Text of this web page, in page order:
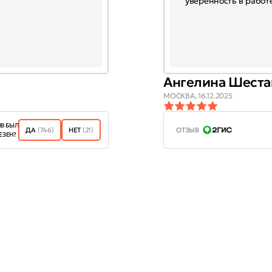
БЫЛ
ДА (746) НЕТ (21)
Ангелина
МОСКВА,16.12.2025
ОТЗЫВ